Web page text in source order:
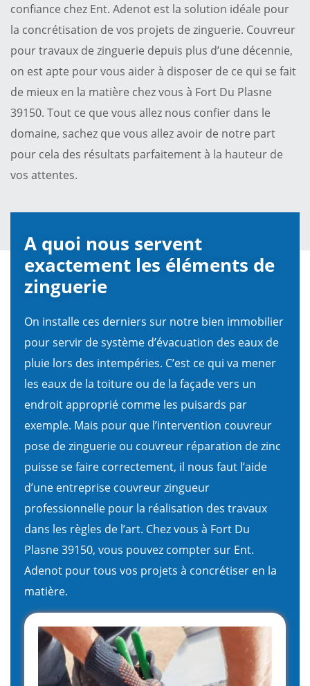
confiance chez Ent. Adenot est la solution idéale pour
la concrétisation de vos projets de zinguerie. Couvreur
pour travaux de zinguerie depuis plus d’une décennie,
on est apte pour vous aider à disposer de ce qui se fait
de mieux en la matière chez vous à Fort Du Plasne
39150. Tout ce que vous allez nous confier dans le
domaine, sachez que vous allez avoir de notre part
pour cela des résultats parfaitement à la hauteur de
vos attentes.
A quoi nous servent
exactement les éléments de
zinguerie
On installe ces derniers sur notre bien immobilier
pour servir de système d’évacuation des eaux de
pluie lors des intempéries. C’est ce qui va mener
les eaux de la toiture ou de la façade vers un
endroit approprié comme les puisards par
exemple. Mais pour que l’intervention couvreur
pose de zinguerie ou couvreur réparation de zinc
puisse se faire correctement, il nous faut l’aide
d’une entreprise couvreur zingueur
professionnelle pour la réalisation des travaux
dans les règles de l’art. Chez vous à Fort Du
Plasne 39150, vous pouvez compter sur Ent.
Adenot pour tous vos projets à concrétiser en la
matière.